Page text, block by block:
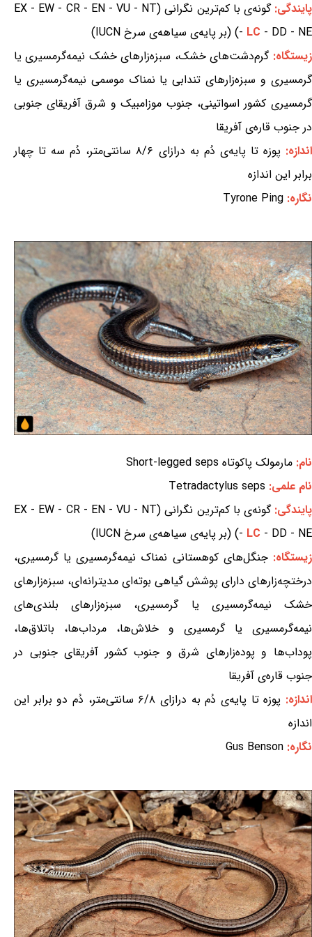
پایندگی:
گونه‌ی با کم‌ترین نگرانی (EX - EW - CR - EN - VU - NT
- LC - DD - NE) (بر پایه‌ی سیاهه‌ی سرخ IUCN)
زیستگاه:گرم‌دشت‌های خشک، سبزه‌زارهای خشک نیمه‌گرمسیری یا
گرمسیری و سبزه‌زارهای تندابی یا نمناک موسمی نیمه‌گرمسیری یا
گرمسیری کشور اسواتینی، جنوب موزامبیک و شرق آفریقای جنوبی
در جنوب قاره‌ی آفریقا
اندازه:
پوزه تا پایه‌ی دُم به درازای ۸/۶ سانتی‌متر، دُم سه تا چهار
برابر این اندازه
نگاره: Tyrone Ping
نام: مارمولک پاکوتاه Short-legged seps
نام علمی: Tetradactylus seps
پایندگی:
گونه‌ی با کم‌ترین نگرانی (EX - EW - CR - EN - VU - NT
- LC - DD - NE) (بر پایه‌ی سیاهه‌ی سرخ IUCN)
زیستگاه:جنگل‌های کوهستانی نمناک نیمه‌گرمسیری یا گرمسیری،
درختچه‌زارهای دارای پوشش گیاهی بوته‌ای مدیترانه‌ای، سبزه‌زارهای
خشک نیمه‌گرمسیری یا گرمسیری، سبزه‌زارهای بلندی‌های
نیمه‌گرمسیری یا گرمسیری و خلاش‌ها، مرداب‌ها، باتلاق‌ها،
پوداب‌ها و پوده‌زارهای شرق و جنوب کشور آفریقای جنوبی در
جنوب قاره‌ی آفریقا
اندازه:
پوزه تا پایه‌ی دُم به درازای ۶/۸ سانتی‌متر، دُم دو برابر این
اندازه
نگاره: Gus Benson